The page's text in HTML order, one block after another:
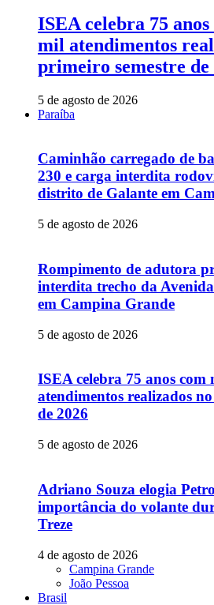
ISEA celebra 75
mil atendimentos
primeiro semestre de
5 de agosto de 2026
Paraíba
Caminhão carregado de
230 e carga interdita
distrito de Galante em
5 de agosto de 2026
Rompimento de adutora
interdita trecho da
em Campina Grande
5 de agosto de 2026
ISEA celebra 75 anos com
atendimentos realizados
de 2026
5 de agosto de 2026
Adriano Souza elogia
importância do volante
Treze
4 de agosto de 2026
Campina Grande
João Pessoa
Brasil